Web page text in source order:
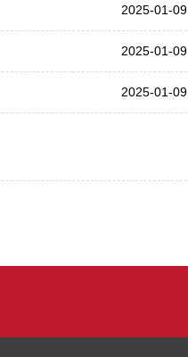
2025-01-09
2025-01-09
2025-01-09